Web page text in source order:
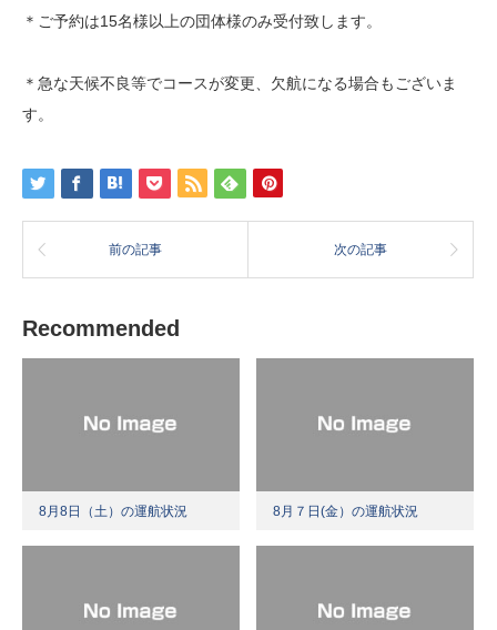
＊ご予約は15名様以上の団体様のみ受付致します。
＊急な天候不良等でコースが変更、欠航になる場合もございま
す。
前の記事 次の記事
Recommended
8月8日（土）の運航状況 8月７日(金）の運航状況